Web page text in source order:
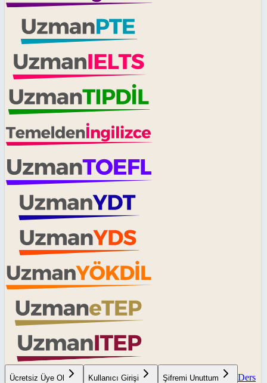
Ücretsiz Üye Ol Kullanıcı Girişi Şifremi Unuttum
Ders